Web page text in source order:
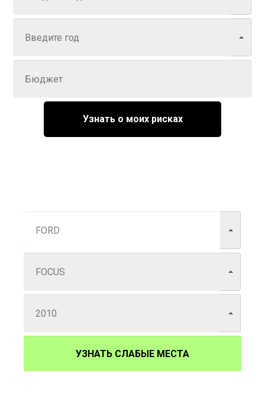
Узнать о моих рисках
УЗНАТЬ СЛАБЫЕ МЕСТА